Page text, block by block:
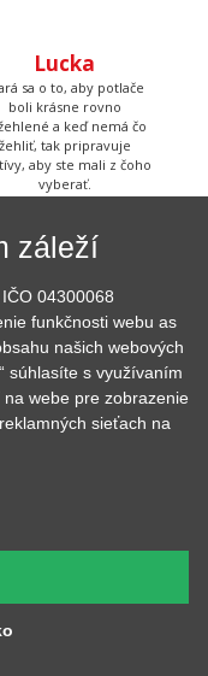
Lucka
sa o to, aby potlače
boli krásne rovno
a keď nemá čo
žehliť, tak pripravuje
aby ste mali z čoho
vyberať.
Andrejka
všetkých tričiek má v
stará sa o skladové
a pripravuje všetky
objednávky. Výborne
a to nielen hrnčeky s
Martina
to nakoniec všetko
záleží
04300068
funkčnosti webu as
našich webových
súhlasíte s využívaním
webe pre zobrazenie
sieťach na